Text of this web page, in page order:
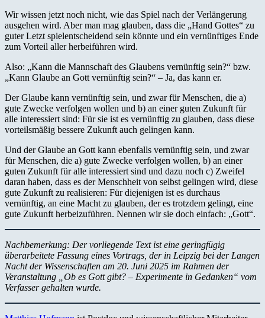
Wir wissen jetzt noch nicht, wie das Spiel nach der Verlängerung
ausgehen wird. Aber man mag glauben, dass die „Hand Gottes“ zu
guter Letzt spielentscheidend sein könnte und ein vernünftiges Ende
zum Vorteil aller herbeiführen wird.
Also: „Kann die Mannschaft des Glaubens vernünftig sein?“ bzw.
„Kann Glaube an Gott vernünftig sein?“ – Ja, das kann er.
Der Glaube kann vernünftig sein, und zwar für Menschen, die a)
gute Zwecke verfolgen wollen und b) an einer guten Zukunft für
alle interessiert sind: Für sie ist es vernünftig zu glauben, dass diese
vorteilsmäßig bessere Zukunft auch gelingen kann.
Und der Glaube an Gott kann ebenfalls vernünftig sein, und zwar
für Menschen, die a) gute Zwecke verfolgen wollen, b) an einer
guten Zukunft für alle interessiert sind und dazu noch c) Zweifel
daran haben, dass es der Menschheit von selbst gelingen wird, diese
gute Zukunft zu realisieren: Für diejenigen ist es durchaus
vernünftig, an eine Macht zu glauben, der es trotzdem gelingt, eine
gute Zukunft herbeizuführen. Nennen wir sie doch einfach: „Gott“.
Nachbemerkung: Der vorliegende Text ist eine geringfügig
überarbeitete Fassung eines Vortrags, der in Leipzig bei der Langen
Nacht der Wissenschaften am 20. Juni 2025 im Rahmen der
Veranstaltung „Ob es Gott gibt? – Experimente in Gedanken“ vom
Verfasser gehalten wurde.